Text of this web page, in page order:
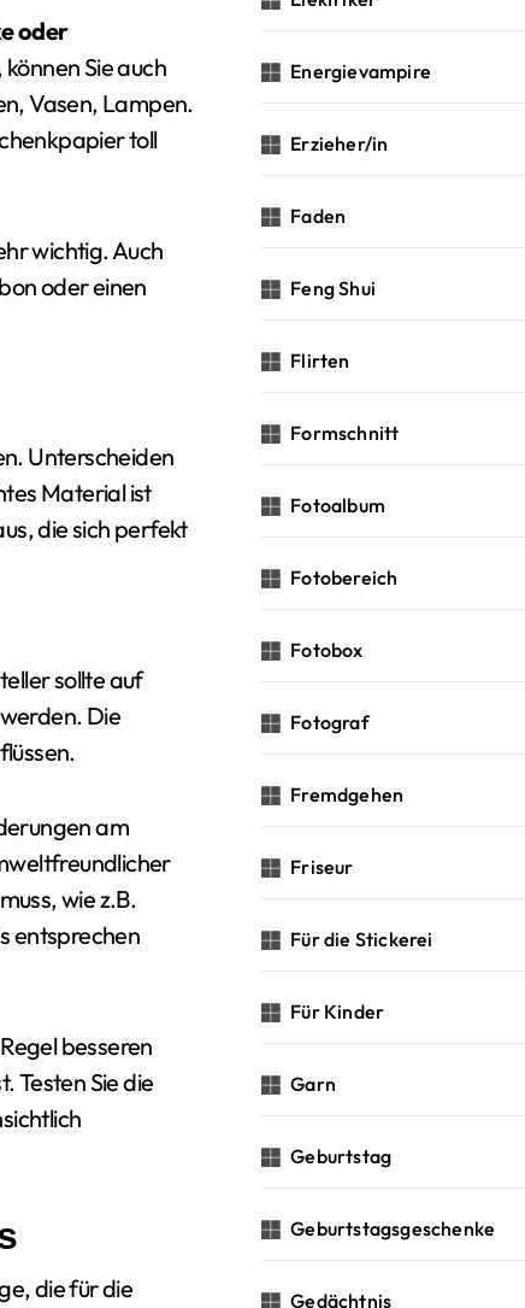
oder
Sie auch
Vasen, Lampen.
toll
wichtig. Auch
oder einen
Unterscheiden
Material ist
die sich perfekt
sollte auf
Die
am
wie z.B.
entsprechen
besseren
Testen Sie die
die für die
Energievampire
Erzieher/in
Faden
Feng Shui
Flirten
Formschnitt
Fotoalbum
Fotobereich
Fotobox
Fotograf
Fremdgehen
Friseur
Für die Stickerei
Für Kinder
Garn
Geburtstag
Geburtstagsgeschenke
Gedächtnis